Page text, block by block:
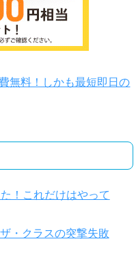
無料！しかも最短即日の
！これだけはやって
・クラスの突撃失敗